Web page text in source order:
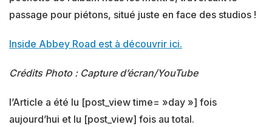
passage pour piétons, situé juste en face des studios !
Inside Abbey Road est à découvrir ici.
Crédits Photo : Capture d’écran/YouTube
l’Article a été lu [post_view time= »day »] fois
aujourd’hui et lu [post_view] fois au total.